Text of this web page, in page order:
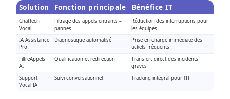
Solution Fonction principale Bénéfice IT
ChatTech
Vocal
Filtrage des appels entrants –
pannes
Réduction des interruptions pour
les équipes
IA Assistance
Pro
Diagnostique automatisé
Prise en charge immédiate des
tickets fréquents
FiltreAppels
AI
Qualification et redirection
Transfert direct des incidents
graves
Support
Vocal IA
Suivi conversationnel Tracking intégral pour l’IT